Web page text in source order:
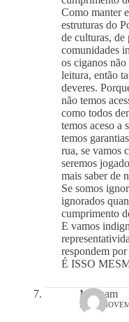
Como manter
estruturas do
de culturas, de
comunidades
os ciganos não
leitura, então
deveres.
não temos
como todos
temos aceso a
temos
rua, se vamos
seremos
mais saber de
Se somos
ignorados
cumprimento
E vamos
respondem
É ISSO
Mopsam
23 DE